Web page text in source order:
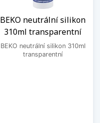
BEKO neutrální silikon
310ml transparentní
BEKO neutrální silikon 310ml
transparentní